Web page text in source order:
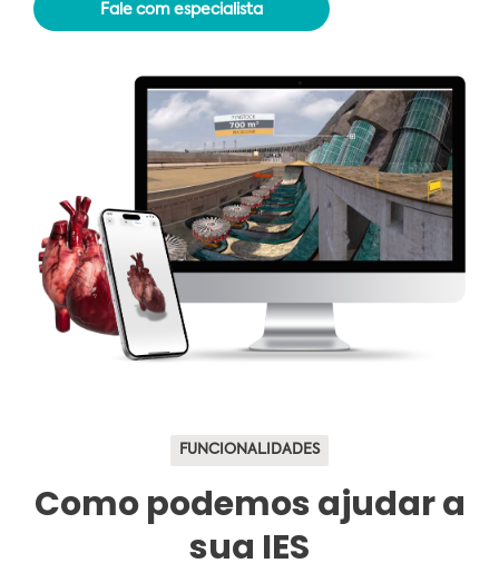
Fale com especialista
FUNCIONALIDADES
Como podemos ajudar a
sua IES